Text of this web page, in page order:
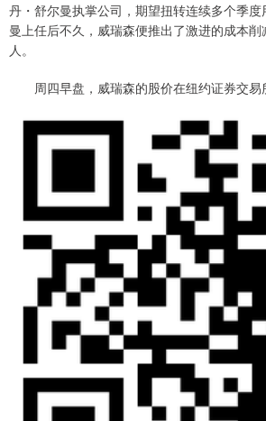
丹・舒尔曼执掌公司，期望扭转连续多个季
曼上任后不久，威瑞森便推出了激进的成本
人。
周四早盘，威瑞森的股价在纽约证券交易